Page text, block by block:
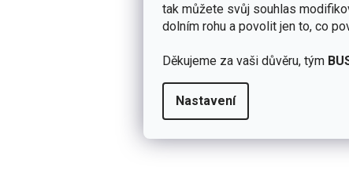
tak můžete svůj souhlas
dolním rohu a povolit jen to, co
Děkujeme za vaši důvěru, tým
Nastavení